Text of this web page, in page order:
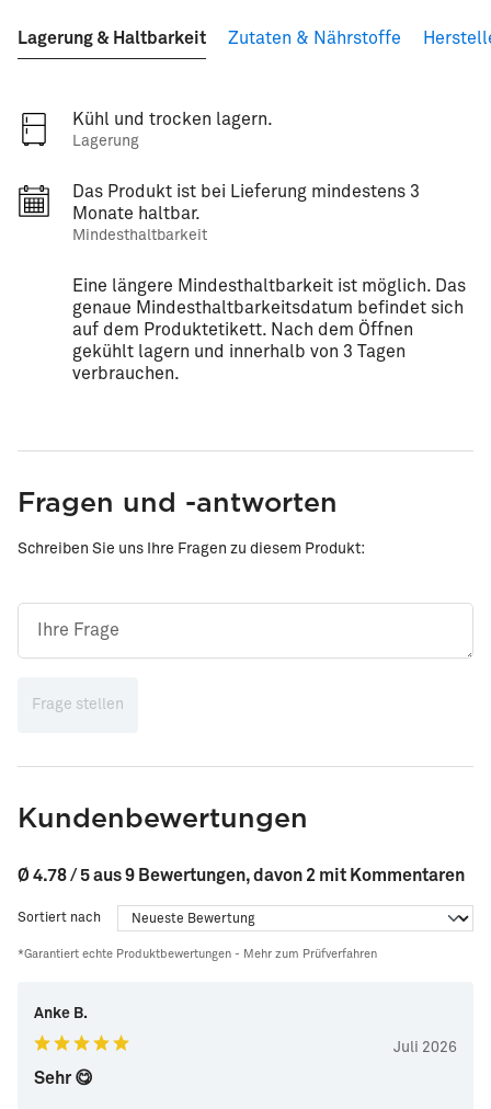
Lagerung & Haltbarkeit Zutaten & Nährstoffe
Kühl und trocken lagern.
Lagerung
Das Produkt ist bei Lieferung mindestens 3
Monate haltbar.
Mindesthaltbarkeit
Eine längere Mindesthaltbarkeit ist möglich. Das
genaue Mindesthaltbarkeitsdatum befindet sich
auf dem Produktetikett. Nach dem Öffnen
gekühlt lagern und innerhalb von 3 Tagen
verbrauchen.
Fragen und -antworten
Schreiben Sie uns Ihre Fragen zu diesem Produkt:
Frage stellen
Kundenbewertungen
Ø 4.78 / 5 aus 9 Bewertungen, davon 2 mit Kommentaren
Sortiert nach
*Garantiert echte Produktbewertungen - Mehr zum Prüfverfahren
Anke B.
Juli 2026
Sehr 😋